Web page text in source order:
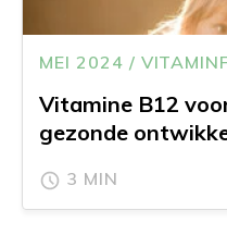
MEI 2024 /
Vitamine B12
gezonde
3 MIN